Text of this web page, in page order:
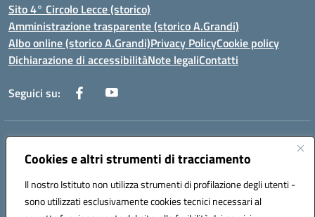
Cookies e altri strumenti di tracciamento
Il nostro Istituto non utilizza strumenti di profilazione degli utenti -
sono utilizzati esclusivamente cookies tecnici necessari al
Sito 4° Circolo Lecce (storico)
Amministrazione trasparente (storico A.Grandi)
Albo online (storico A.Grandi)Privacy PolicyCookie policy
Dichiarazione di accessibilitàNote legaliContatti
Seguici su:
Indirizzo:
Centralino:0832/346889 Email:leic8av008@istruzione.it
Codice fiscale: 93173040754
Codice meccanografico:
LEIC8AV008